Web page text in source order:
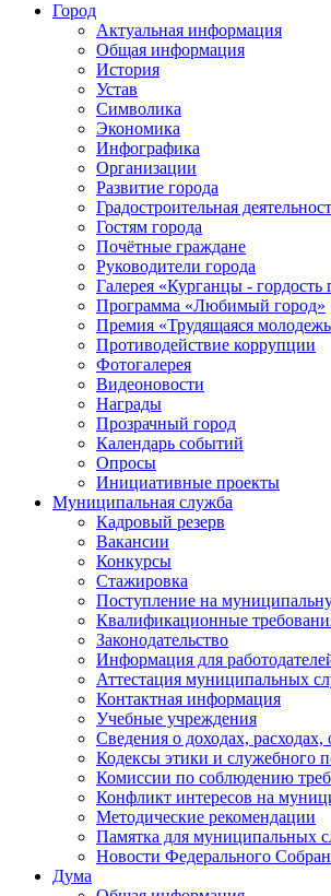
Город
Актуальная информация
Общая информация
История
Устав
Символика
Экономика
Инфографика
Организации
Развитие города
Градостроительная
Гостям города
Почётные граждане
Руководители города
Галерея «Курганцы - гордость
Программа «Любимый город»
Премия «Трудящаяся
Противодействие коррупции
Фотогалерея
Видеоновости
Награды
Прозрачный город
Календарь событий
Опросы
Инициативные проекты
Муниципальная служба
Кадровый резерв
Вакансии
Конкурсы
Стажировка
Поступление на
Квалификационные
Законодательство
Информация для
Аттестация муниципальных
Контактная информация
Учебные учреждения
Сведения о доходах,
Кодексы этики и служебного
Комиссии по соблюдению
Конфликт интересов на
Методические рекомендации
Памятка для муниципальных
Новости Федерального
Дума